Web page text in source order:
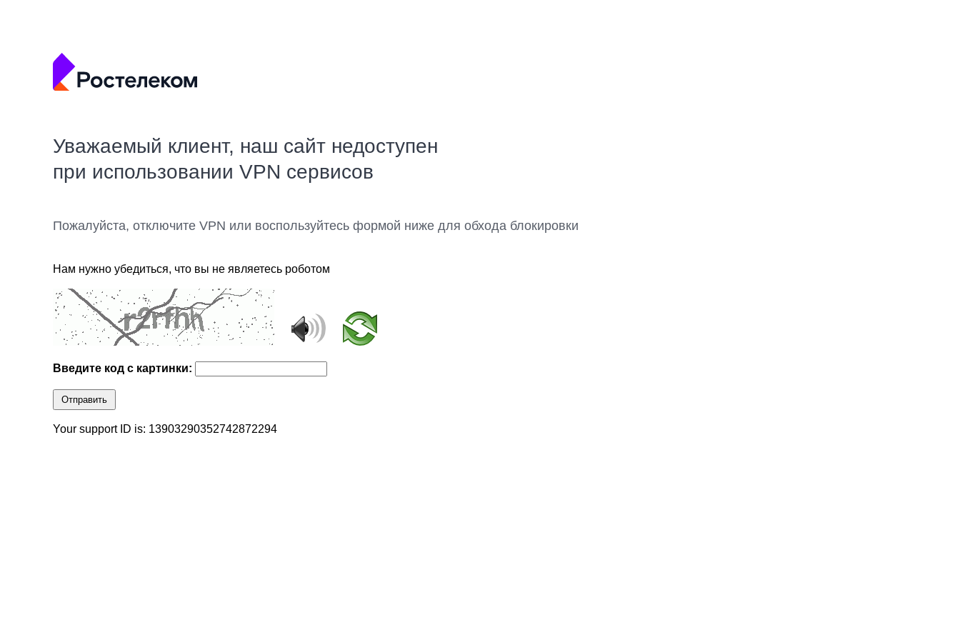
Уважаемый клиент, наш сайт недоступен
при использовании VPN сервисов
Пожалуйста, отключите VPN или воспользуйтесь формой ниже для обхода блокировки
Нам нужно убедиться, что вы не являетесь роботом
Введите код с картинки:
Отправить
Your support ID is: 13903290352742872294